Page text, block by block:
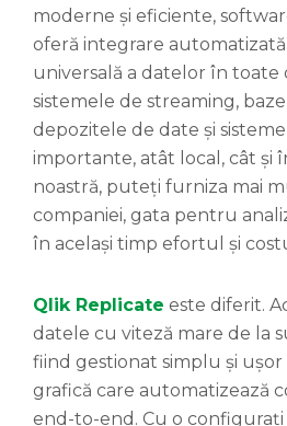
moderne și eficiente,
oferă integrare
universală a datelor în toate
sistemele de streaming,
depozitele de date și
importante, atât local, cât și
noastră, puteți furniza mai
companiei, gata pentru
în același timp efortul și
Qlik Replicate este diferit.
datele cu viteză mare de la
fiind gestionat simplu și
grafică care automatizează
end-to-end. Cu o configurați